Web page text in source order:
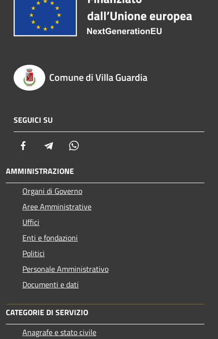
Comune di Villa Guardia
SEGUICI SU
Facebook Telegram
AMMINISTRAZIONE
Organi di Governo
Aree Amministrative
Uffici
Enti e fondazioni
Politici
Personale Amministrativo
Documenti e dati
CATEGORIE DI SERVIZIO
Anagrafe e stato civile